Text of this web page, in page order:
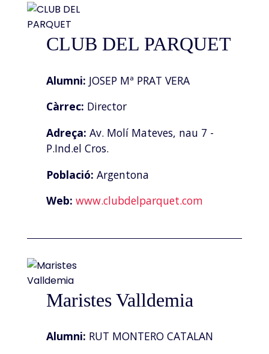
CLUB DEL PARQUET
Alumni: JOSEP Mª PRAT VERA
Càrrec: Director
Adreça: Av. Molí Mateves, nau 7 -
P.Ind.el Cros.
Població: Argentona
Web: www.clubdelparquet.com
Maristes Valldemia
Alumni: RUT MONTERO CATALAN